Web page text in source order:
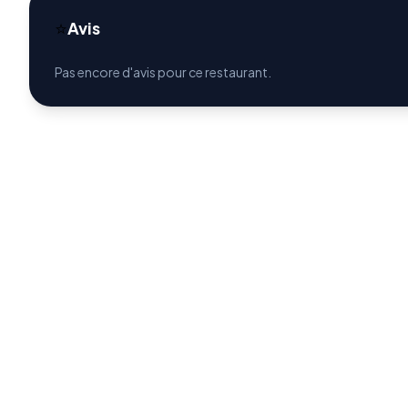
⭐Avis
Pas encore d'avis pour ce restaurant.